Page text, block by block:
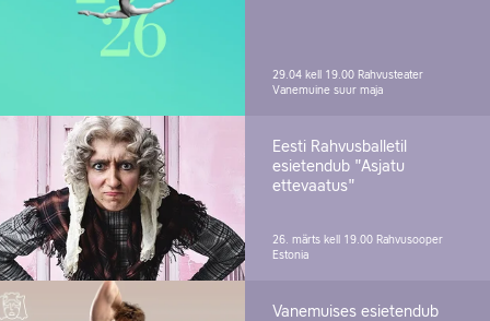
29.04 kell 19.00 Rahvusteater
Vanemuine suur maja
Eesti Rahvusballetil
esietendub "Asjatu
ettevaatus"
26. märts kell 19.00 Rahvusooper
Estonia
Vanemuises esietendub